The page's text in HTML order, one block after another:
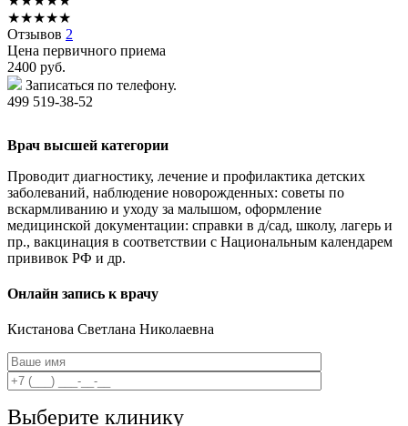
★★★★★
Отзывов 2
Цена первичного приема
2400 руб.
Записаться по телефону.
499 519-38-52
Врач высшей категории
Проводит диагностику, лечение и профилактика детских
заболеваний, наблюдение новорожденных: советы по
вскармливанию и уходу за малышом, оформление
медицинской документации: справки в д/сад, школу, лагерь и
пр., вакцинация в соответствии с Национальным календарем
прививок РФ и др.
Онлайн запись к врачу
Кистанова Светлана Николаевна
Выберите клинику